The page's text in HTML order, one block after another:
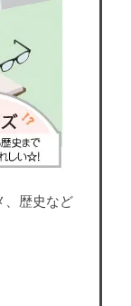
、歴史など